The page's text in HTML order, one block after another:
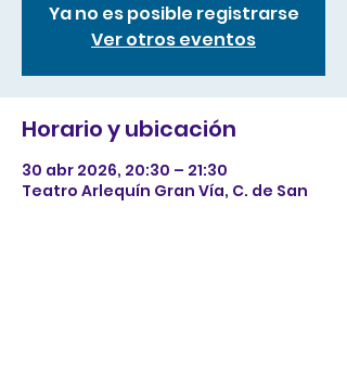
Ya no es posible registrarse
Ver otros eventos
Horario y ubicación
30 abr 2026, 20:30 – 21:30
Teatro Arlequín Gran Vía, C. de San